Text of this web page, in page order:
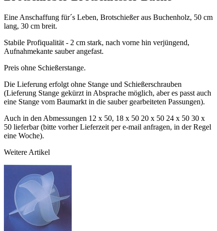
Eine Anschaffung für´s Leben, Brotschießer aus Buchenholz, 50 cm
lang, 30 cm breit.
Stabile Profiqualität - 2 cm stark, nach vorne hin verjüngend,
Aufnahmekante sauber angefast.
Preis ohne Schießerstange.
Die Lieferung erfolgt ohne Stange und Schießerschrauben
(Lieferung Stange gekürzt in Absprache möglich, aber es passt auch
eine Stange vom Baumarkt in die sauber gearbeiteten Passungen).
Auch in den Abmessungen 12 x 50, 18 x 50 20 x 50 24 x 50 30 x
50 lieferbar (bitte vorher Lieferzeit per e-mail anfragen, in der Regel
eine Woche).
Weitere Artikel